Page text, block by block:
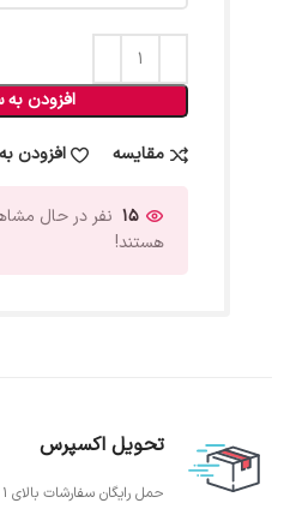
افزودن
مقایسه افزودن
15 نفر در حال
هستند!
تحویل اکسپرس
حمل رایگان سفارشات بالای 1 میلیون تومان